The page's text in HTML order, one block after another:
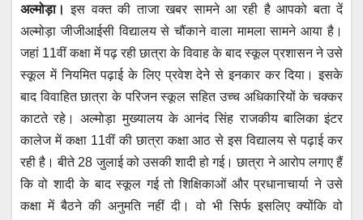
at
s
A
p
p
c
e
b
o
o
k
tt
er
ail ss
e
n
g
er
e
gr
a
m
अल्मोड़ा। इस वक्त की ताजा खबर सामने आ रही है आपको बता दें
अल्मोड़ा जीजीआईसी विद्यालय से चौंकाने वाला मामला सामने आया है।
जहां 11वीं कक्षा में पढ़ रही छात्रा के विवाह के बाद स्कूल प्रशासन ने उसे
स्कूल में नियमित पढ़ाई के लिए प्रवेश देने से इनकार कर दिया। इसके
बाद विवाहित छात्रा के परिजन स्कूल सहित उच्च अधिकारियों के चक्कर
काटते रहे। अल्मोड़ा मुख्यालय के आनंद सिंह राजकीय बालिका इंटर
कालेज में कक्षा 11वीं की छात्रा कक्षा आठ से इस विद्यालय से पढ़ाई कर
रही है। बीते 28 जुलाई को उसकी शादी हो गई। छात्रा ने आरोप लगाए हैं
कि वो शादी के बाद स्कूल गई तो शिक्षिकाओं और प्रधानाचार्या ने उसे
कक्षा में बैठने की अनुमति नहीं दी। वो भी सिर्फ इसलिए क्योंकि वो